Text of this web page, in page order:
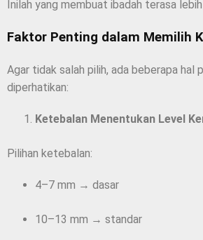
Inilah yang membuat ibadah terasa
Faktor Penting dalam Memilih
Agar tidak salah pilih, ada beberapa hal
diperhatikan:
Ketebalan Menentukan Level
Pilihan ketebalan:
4–7 mm → dasar
10–13 mm → standar